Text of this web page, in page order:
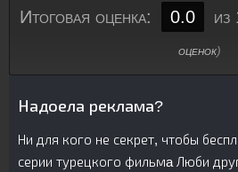
Итоговая оценка: 0.0 из
оценок)
Надоела реклама?
Ни для кого не секрет, чтобы
серии турецкого фильмa Люби